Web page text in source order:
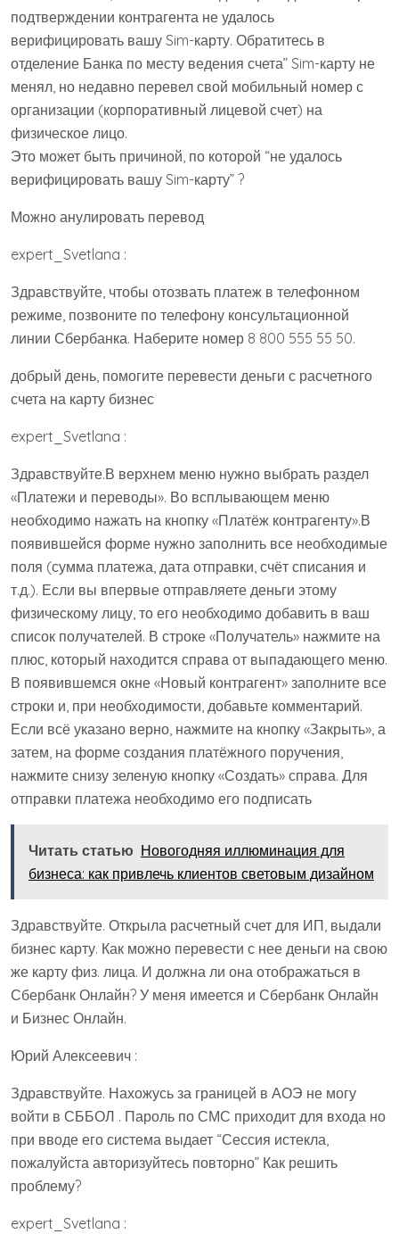
подтверждении контрагента не удалось
верифицировать вашу Sim-карту. Обратитесь в
отделение Банка по месту ведения счета” Sim-карту не
менял, но недавно перевел свой мобильный номер с
организации (корпоративный лицевой счет) на
физическое лицо.
Это может быть причиной, по которой “не удалось
верифицировать вашу Sim-карту” ?
Можно анулировать перевод
expert_Svetlana :
Здравствуйте, чтобы отозвать платеж в телефонном
режиме, позвоните по телефону консультационной
линии Сбербанка. Наберите номер 8 800 555 55 50.
добрый день, помогите перевести деньги с расчетного
счета на карту бизнес
expert_Svetlana :
Здравствуйте.В верхнем меню нужно выбрать раздел
«Платежи и переводы». Во всплывающем меню
необходимо нажать на кнопку «Платёж контрагенту».В
появившейся форме нужно заполнить все необходимые
поля (сумма платежа, дата отправки, счёт списания и
т.д.). Если вы впервые отправляете деньги этому
физическому лицу, то его необходимо добавить в ваш
список получателей. В строке «Получатель» нажмите на
плюс, который находится справа от выпадающего меню.
В появившемся окне «Новый контрагент» заполните все
строки и, при необходимости, добавьте комментарий.
Если всё указано верно, нажмите на кнопку «Закрыть», а
затем, на форме создания платёжного поручения,
нажмите снизу зеленую кнопку «Создать» справа. Для
отправки платежа необходимо его подписать
Читать статью Новогодняя иллюминация для
бизнеса: как привлечь клиентов световым дизайном
Здравствуйте. Открыла расчетный счет для ИП, выдали
бизнес карту. Как можно перевести с нее деньги на свою
же карту физ. лица. И должна ли она отображаться в
Сбербанк Онлайн? У меня имеется и Сбербанк Онлайн
и Бизнес Онлайн.
Юрий Алексеевич :
Здравствуйте. Нахожусь за границей в АОЭ не могу
войти в СББОЛ . Пароль по СМС приходит для входа но
при вводе его система выдает “Сессия истекла,
пожалуйста авторизуйтесь повторно” Как решить
проблему?
expert_Svetlana :